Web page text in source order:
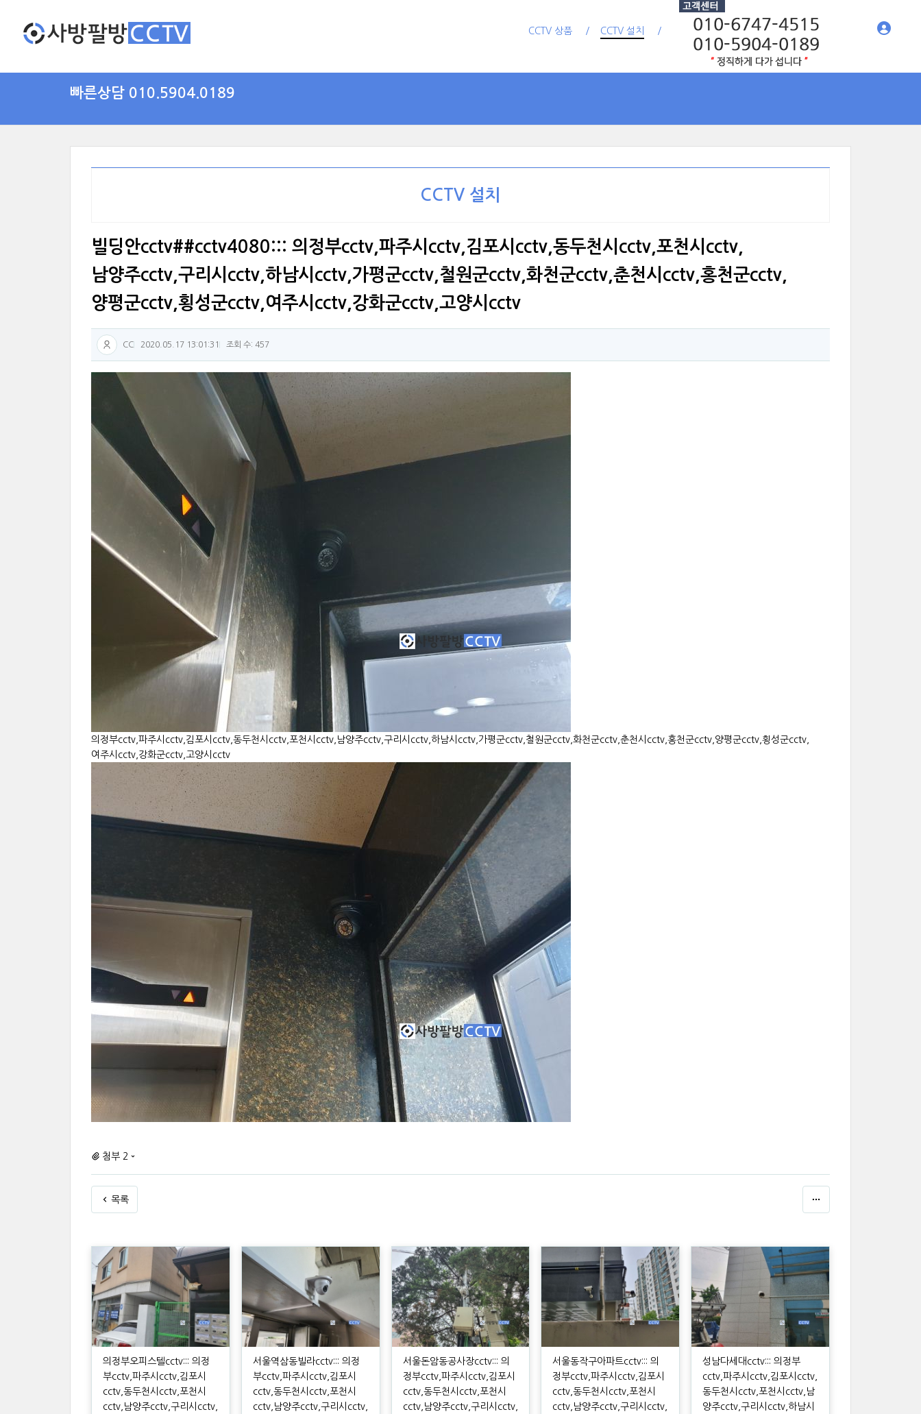
CCTV 상품 CCTV 설치
빠른상담 010.5904.0189
CCTV 설치
빌딩안cctv##cctv4080::: 의정부cctv,파주시cctv,김포시cctv,동두천시cctv,포천시cctv,
남양주cctv,구리시cctv,하남시cctv,가평군cctv,철원군cctv,화천군cctv,춘천시cctv,홍천군cctv,
양평군cctv,횡성군cctv,여주시cctv,강화군cctv,고양시cctv
CC 2020.05.17 13:01:31 조회 수: 457
의정부cctv,파주시cctv,김포시cctv,동두천시cctv,포천시cctv,남양주cctv,구리시cctv,하남시cctv,가평군cctv,철원군cctv,화천군cctv,춘천시cctv,홍천군cctv,양평군cctv,횡성군cctv,
여주시cctv,강화군cctv,고양시cctv
첨부 2
목록
의정부오피스텔cctv::: 의정
부cctv,파주시cctv,김포시
cctv,동두천시cctv,포천시
cctv,남양주cctv,구리시cctv,
서울역삼동빌라cctv::: 의정
부cctv,파주시cctv,김포시
cctv,동두천시cctv,포천시
cctv,남양주cctv,구리시cctv,
서울돈암동공사장cctv::: 의
정부cctv,파주시cctv,김포시
cctv,동두천시cctv,포천시
cctv,남양주cctv,구리시cctv,
서울동작구아파트cctv::: 의
정부cctv,파주시cctv,김포시
cctv,동두천시cctv,포천시
cctv,남양주cctv,구리시cctv,
성남다세대cctv::: 의정부
cctv,파주시cctv,김포시cctv,
동두천시cctv,포천시cctv,남
양주cctv,구리시cctv,하남시